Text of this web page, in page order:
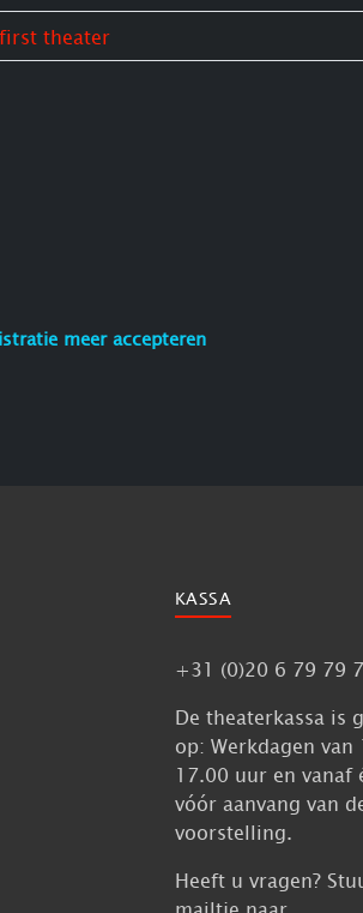
theater
meer accepteren
KASSA
+31 (0)20 6 79 79
De theaterkassa is
op: Werkdagen van
17.00 uur en vanaf
vóór aanvang van
voorstelling.
Heeft u vragen?
mailtje naar